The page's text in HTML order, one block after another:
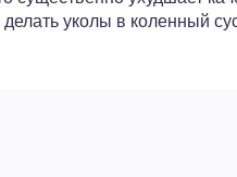
уколы в коленный